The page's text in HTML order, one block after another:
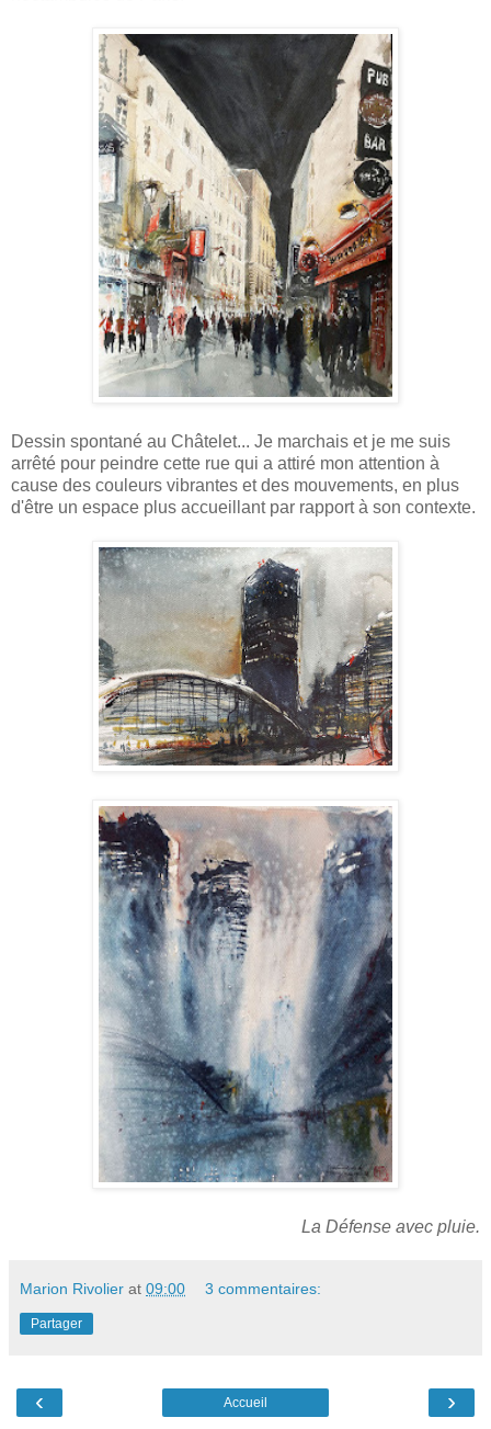
Dessin spontané au Châtelet... Je marchais et je me suis
arrêté pour peindre cette rue qui a attiré mon attention à
cause des couleurs vibrantes et des mouvements, en plus
d'être un espace plus accueillant par rapport à son contexte.
La Défense avec pluie.
Marion Rivolier at 09:00 3 commentaires:
Partager
‹ ›
Accueil